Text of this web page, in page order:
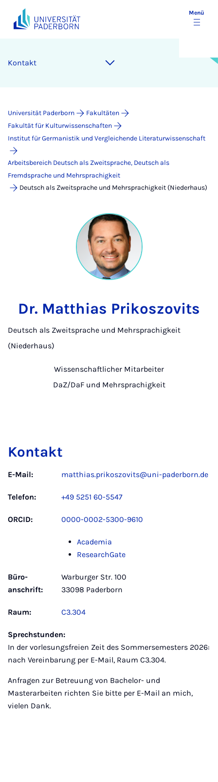
Menü
Kontakt
Universität Paderborn
Fakultäten
Fakultät für Kulturwissenschaften
Institut für Germanistik und Vergleichende Literaturwissenschaft
Arbeitsbereich Deutsch als Zweitsprache, Deutsch als
Fremdsprache und Mehrsprachigkeit
Deutsch als Zweitsprache und Mehrsprachigkeit (Niederhaus)
Dr. Matthias Prikoszovits
Deutsch als Zweitsprache und Mehrsprachigkeit
(Niederhaus)
Wissenschaftlicher Mitarbeiter
DaZ/DaF und Mehrsprachigkeit
Kontakt
E-Mail: matthias.prikoszovits@uni-paderborn.de
Telefon: +49 5251 60-5547
ORCID: 0000-0002-5300-9610
Academia
ResearchGate
Büro­
anschrift:
Warburger Str. 100
33098 Paderborn
Raum: C3.304
Sprechstunden:
In der vorlesungsfreien Zeit des Sommersemesters 2026:
nach Vereinbarung per E-Mail, Raum C3.304.
Anfragen zur Betreuung von Bachelor- und
Masterarbeiten richten Sie bitte per E-Mail an mich,
vielen Dank.